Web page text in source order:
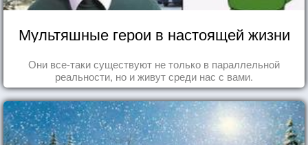
Мультяшные герои в настоящей жизни
Они все-таки существуют не только в параллельной
реальности, но и живут среди нас с вами.